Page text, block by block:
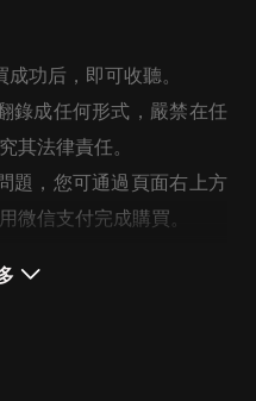
功后，即可收聽。
錄成任何形式，嚴禁在任
其法律責任。
題，您可通過頁面右上方
微信支付完成購買。